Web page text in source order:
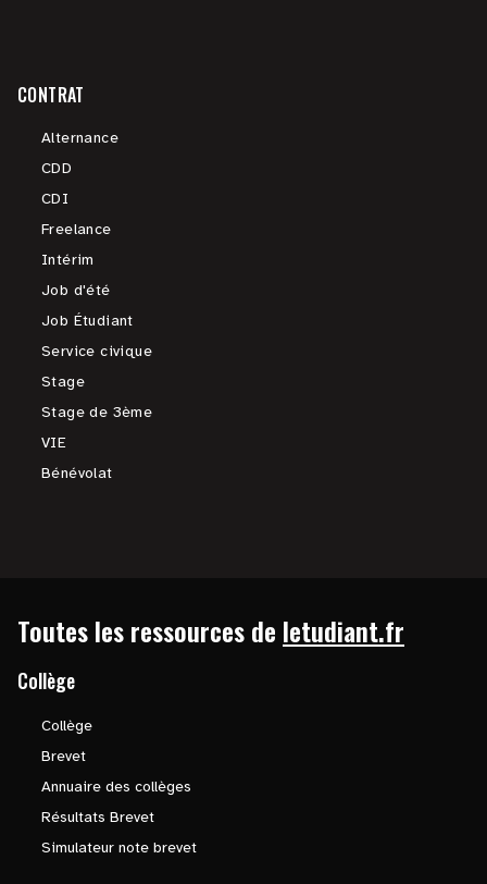
CONTRAT
Alternance
CDD
CDI
Freelance
Intérim
Job d'été
Job Étudiant
Service civique
Stage
Stage de 3ème
VIE
Bénévolat
Toutes les ressources de letudiant.fr
Collège
Collège
Brevet
Annuaire des collèges
Résultats Brevet
Simulateur note brevet